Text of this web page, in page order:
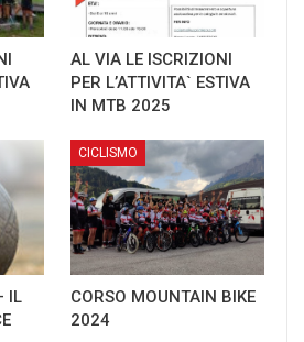
AL VIA LE ISCRIZIONI
PER L’ATTIVITA` ESTIVA
IN MTB 2025
IL
CICLISMO
CORSO MOUNTAIN BIKE
2024